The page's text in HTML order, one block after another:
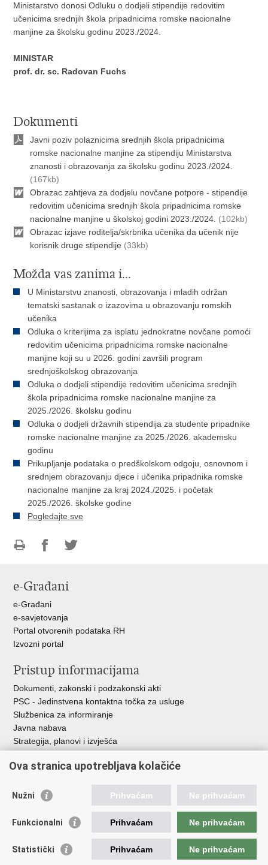
Ministarstvo donosi Odluku o dodjeli stipendije redovitim
učenicima srednjih škola pripadnicima romske nacionalne
manjine za školsku godinu 2023./2024.
MINISTAR
prof. dr. sc. Radovan Fuchs
Dokumenti
Javni poziv polaznicima srednjih škola pripadnicima
romske nacionalne manjine za stipendiju Ministarstva
znanosti i obrazovanja za školsku godinu 2023./2024.
(167kb)
Obrazac zahtjeva za dodjelu novčane potpore - stipendije
redovitim učenicima srednjih škola pripadnicima romske
nacionalne manjine u školskoj godini 2023./2024. (102kb)
Obrazac izjave roditelja/skrbnika učenika da učenik nije
korisnik druge stipendije (33kb)
Možda vas zanima i...
U Ministarstvu znanosti, obrazovanja i mladih održan
tematski sastanak o izazovima u obrazovanju romskih
učenika
Odluka o kriterijima za isplatu jednokratne novčane pomoći
redovitim učenicima pripadnicima romske nacionalne
manjine koji su u 2026. godini završili program
srednjoškolskog obrazovanja
Odluka o dodjeli stipendije redovitim učenicima srednjih
škola pripadnicima romske nacionalne manjine za
2025./2026. školsku godinu
Odluka o dodjeli državnih stipendija za studente pripadnike
romske nacionalne manjine za 2025./2026. akademsku
godinu
Prikupljanje podataka o predškolskom odgoju, osnovnom i
srednjem obrazovanju djece i učenika pripadnika romske
nacionalne manjine za kraj 2024./2025. i početak
2025./2026. školske godine
Pogledajte sve
FacebookuTwitteru
e-Građani
e-Građani
e-savjetovanja
Portal otvorenih podataka RH
Izvozni portal
Pristup informacijama
Dokumenti, zakonski i podzakonski akti
PSC - Jedinstvena kontaktna točka za usluge
Službenica za informiranje
Javna nabava
Strategija, planovi i izvješća
Korisne poveznice
Vlada RH
ASOO
Ova stranica upotrebljava kolačiće
Nužni Prihvaćam Ne prihvaćam
Funkcionalni Prihvaćam Ne prihvaćam
Statistički Prihvaćam Ne prihvaćam